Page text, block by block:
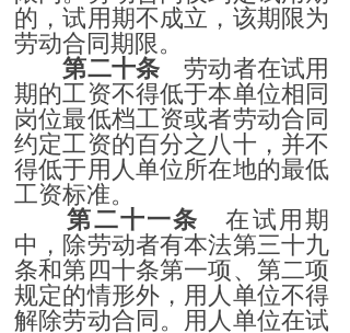
的，试用期不成立，该期限为
劳动合同期限。
第二十条 劳动者在试用
期的工资不得低于本单位相同
岗位最低档工资或者劳动合同
约定工资的百分之八十，并不
得低于用人单位所在地的最低
工资标准。
第二十一条 在试用期
中，除劳动者有本法第三十九
条和第四十条第一项、第二项
规定的情形外，用人单位不得
解除劳动合同。用人单位在试